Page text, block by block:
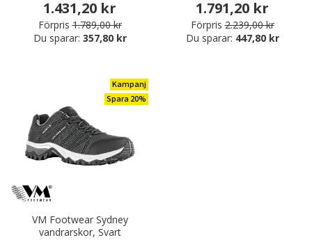
1.431,20 kr
Förpris 1.789,00 kr
Du sparar: 357,80 kr
1.791,20 kr
Förpris 2.239,00 kr
Du sparar: 447,80 kr
Kampanj
Spara 20%
VM Footwear Sydney
vandrarskor, Svart